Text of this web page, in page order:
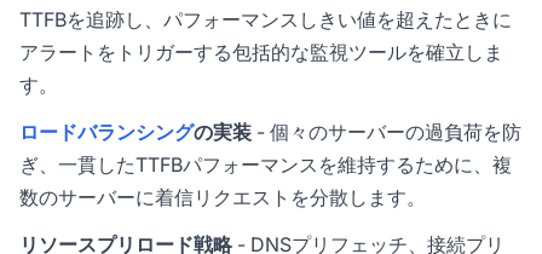
TTFBを追跡し、パフォーマンスしきい値を超えたときに
アラートをトリガーする包括的な監視ツールを確立しま
す。
ロードバランシングの実装 - 個々のサーバーの過負荷を防
ぎ、一貫したTTFBパフォーマンスを維持するために、複
数のサーバーに着信リクエストを分散します。
リソースプリロード戦略 - DNSプリフェッチ、接続プリ